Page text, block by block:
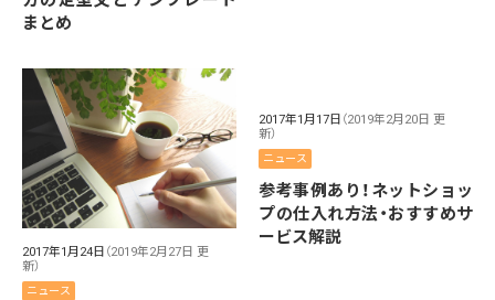
まとめ
2017年1月24日 （2019年2月27日 更
新）
ニュース
2017年1月17日 （2019年2月20日 更
新）
ニュース
参考事例あり！ネットショッ
プの仕入れ方法・おすすめサ
ービス解説